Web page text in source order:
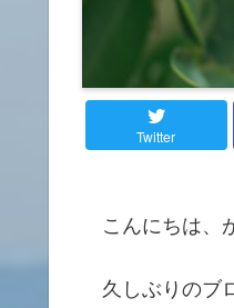
Twitter
こんにちは、
久しぶりのブ